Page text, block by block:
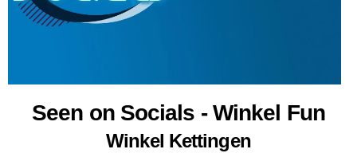
Seen on Socials - Winkel Fun
Winkel Kettingen